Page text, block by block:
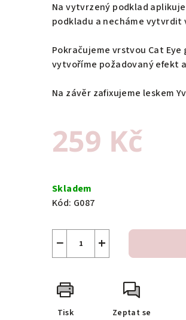
Na vytvrzený podklad
podkladu a necháme vytvrdit
Pokračujeme vrstvou Cat
vytvoříme požadovaný efekt
Na závěr zafixujeme leskem
259 Kč
cena:
Skladem
Kód: G087
+
−
Tisk Zeptat se